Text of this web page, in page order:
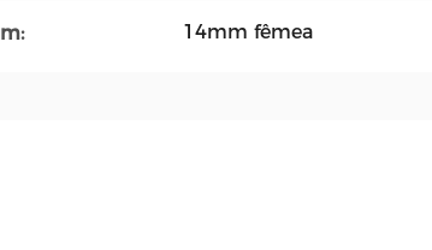
14mm fêmea